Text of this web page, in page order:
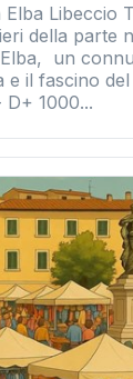
Libeccio
della parte
un
il fascino del
D+ 1000...